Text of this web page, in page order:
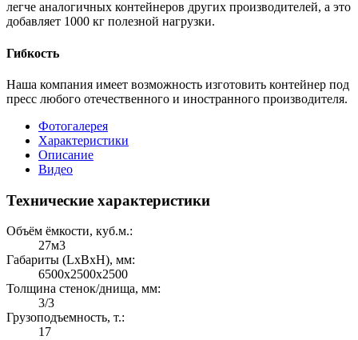
легче аналогичных контейнеров других производителей, а это
добавляет 1000 кг полезной нагрузки.
Гибкость
Наша компания имеет возможность изготовить контейнер под
пресс любого отечественного и иностранного производителя.
Фотогалерея
Характеристики
Описание
Видео
Технические характеристики
Объём ёмкости, куб.м.:
27м3
Габариты (LхBхH), мм:
6500х2500х2500
Толщина стенок/днища, мм:
3/3
Грузоподъемность, т.:
17